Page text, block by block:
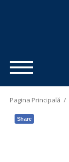
Pagina Principală /
Share